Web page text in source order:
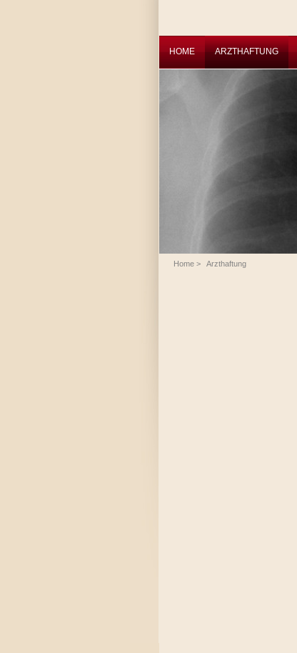
HOME ARZTHAFTUNG
Home> Arzthaftung